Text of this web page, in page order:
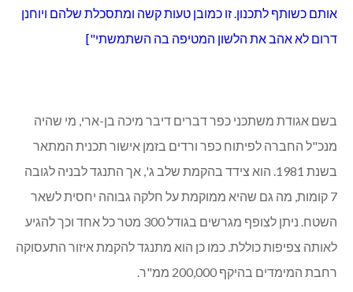
אותם כשותף לתכנון. זו כמובן טעות קשה ומתסכלת שלהם ויוחנן
דרום לא אהב את הלשון המטיפה בה השתמשתי"]
בשם אגודת משתכני כפר דברים דיבר מיכה בן-ארי, מי שהיה
מנכ"ל החברה לפיתוח כפר ורדים בזמן אישור תכנית המתאר
בשנת 1981. הוא צידד בהקמת שלב ג', אך התנגד לבניה לגובה
7 קומות, מה גם שהיא ממוקמת על חלקה גבוהה יחסית לשאר
השטח. ניתן לצופף מגרשים בגודל 300 מטר כל אחד וכך להגיע
לאותה צפיפות כוללת. כמו כן הוא מתנגד להקמת איזור התעסוקה
רחבת המימדים בהיקף 200,000 ממ"ר.